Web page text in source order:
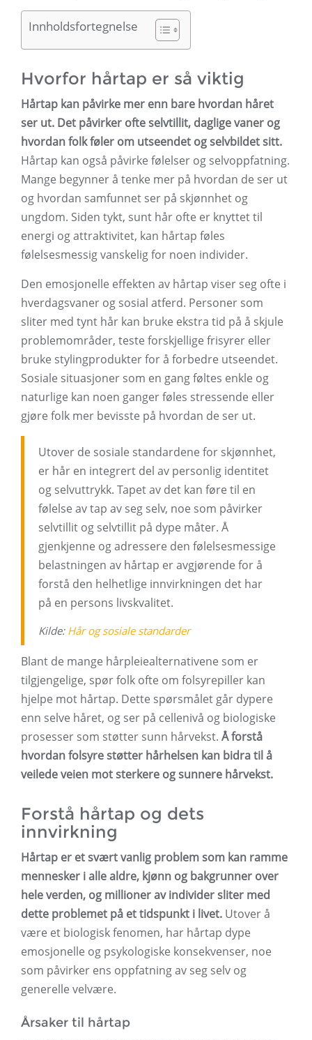
Innholdsfortegnelse
Hvorfor hårtap er så viktig
Hårtap kan påvirke mer enn bare hvordan håret
ser ut. Det påvirker ofte selvtillit, daglige vaner og
hvordan folk føler om utseendet og selvbildet sitt.
Hårtap kan også påvirke følelser og selvoppfatning.
Mange begynner å tenke mer på hvordan de ser ut
og hvordan samfunnet ser på skjønnhet og
ungdom. Siden tykt, sunt hår ofte er knyttet til
energi og attraktivitet, kan hårtap føles
følelsesmessig vanskelig for noen individer.
Den emosjonelle effekten av hårtap viser seg ofte i
hverdagsvaner og sosial atferd. Personer som
sliter med tynt hår kan bruke ekstra tid på å skjule
problemområder, teste forskjellige frisyrer eller
bruke stylingprodukter for å forbedre utseendet.
Sosiale situasjoner som en gang føltes enkle og
naturlige kan noen ganger føles stressende eller
gjøre folk mer bevisste på hvordan de ser ut.
Utover de sosiale standardene for skjønnhet,
er hår en integrert del av personlig identitet
og selvuttrykk. Tapet av det kan føre til en
følelse av tap av seg selv, noe som påvirker
selvtillit og selvtillit på dype måter. Å
gjenkjenne og adressere den følelsesmessige
belastningen av hårtap er avgjørende for å
forstå den helhetlige innvirkningen det har
på en persons livskvalitet.
Kilde: Hår og sosiale standarder
Blant de mange hårpleiealternativene som er
tilgjengelige, spør folk ofte om folsyrepiller kan
hjelpe mot hårtap. Dette spørsmålet går dypere
enn selve håret, og ser på cellenivå og biologiske
prosesser som støtter sunn hårvekst. Å forstå
hvordan folsyre støtter hårhelsen kan bidra til å
veilede veien mot sterkere og sunnere hårvekst.
Forstå hårtap og dets
innvirkning
Hårtap er et svært vanlig problem som kan ramme
mennesker i alle aldre, kjønn og bakgrunner over
hele verden, og millioner av individer sliter med
dette problemet på et tidspunkt i livet. Utover å
være et biologisk fenomen, har hårtap dype
emosjonelle og psykologiske konsekvenser, noe
som påvirker ens oppfatning av seg selv og
generelle velvære.
Årsaker til hårtap